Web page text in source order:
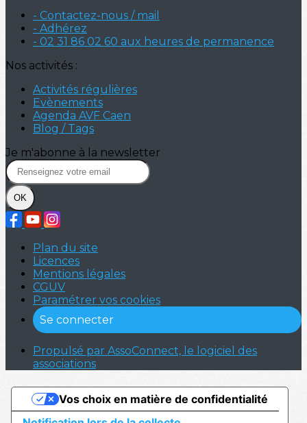
- Contactez-nous / mail
- Adhérez
- 02 31 86 02 60 aux heures de permanence
Nos activités :
Activités régulières
Evènements
Agenda AVF Caen
Blog / Tags
Je m'abonne à la newsletter
OK
Plan du site
Licences
Mentions légales
CGUV
Paramétrer vos cookies
Se connecter
Propulsé par AssoConnect, le logiciel des
associations
Vos choix en matière de confidentialité